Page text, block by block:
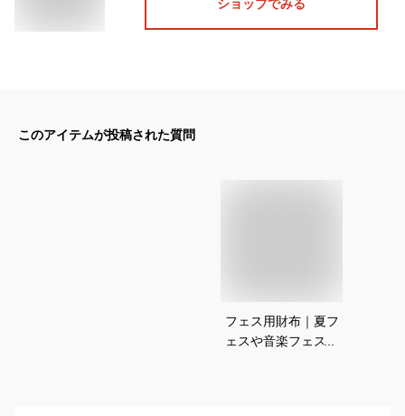
ショップでみる
このアイテムが投稿された質問
フェス用財布｜夏フ
ェスや音楽フェスに